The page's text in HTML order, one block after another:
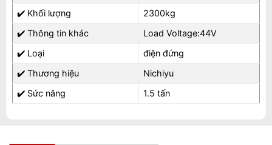
✔️ Khối lượng
2300kg
✔️ Thông tin khác
Load Voltage:44V
✔️ Loại
điện đứng
✔️ Thương hiệu
Nichiyu
✔️ Sức nâng 1.5 tấn